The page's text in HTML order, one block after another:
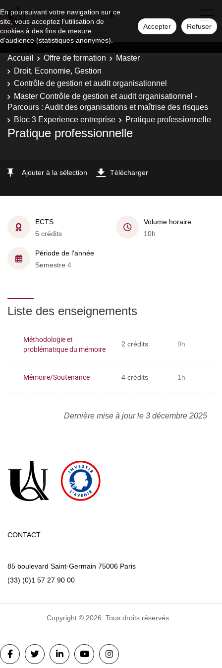
En poursuivant votre navigation sur ce
site, vous acceptez l'utilisation de
cookies à des fins de mesure
d'audience (statistiques anonymes).
Accepter Refuser
Accueil Offre de formation
Master
Droit, Economie, Gestion
Contrôle de gestion et audit organisationnel
Master Contrôle de gestion et audit organisationnel -
Parcours : Audit des organisations et maîtrise des risques
Bloc 3 Experience entreprise
Pratique professionnelle
Pratique professionnelle
Ajouter à la sélection Télécharger
ECTS
6 crédits
Volume horaire
10h
Période de l'année
Semestre 4
Liste des enseignements
Méthodologie et
problématique du mémoire
2 crédits 9h
Mémoire/Soutenance 4 crédits 1h
Dernière mise à jour le 3 décembre 2025
CONTACT
85 boulevard Saint-Germain 75006 Paris
(33) (0)1 57 27 90 00
Copyright © 2026. Tous droits réservés.